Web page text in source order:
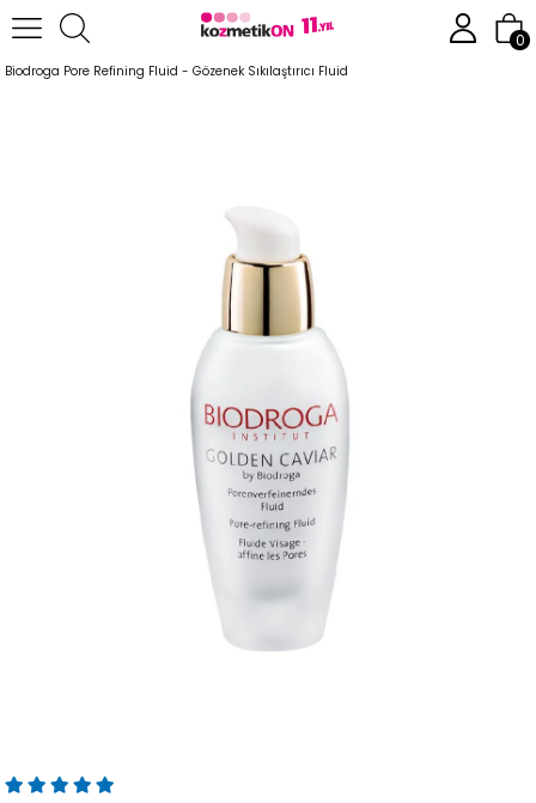
0
Anasayfa Cilt Bakım Ürünleri Anti-Aging Serisi
Biodroga Pore Refining Fluid - Gözenek Sıkılaştırıcı Fluid